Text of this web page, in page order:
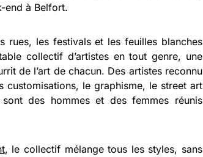
end à Belfort.
rues, les festivals et les feuilles blanches
collectif d’artistes en tout genre, une
de l’art de chacun. Des artistes reconnu
customisations, le graphisme, le street art
des hommes et des femmes réunis
, le collectif mélange tous les styles, sans